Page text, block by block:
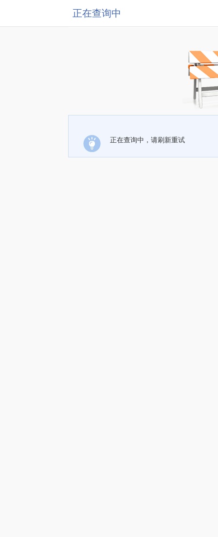
正在查询中
正在查询中，请刷新重试